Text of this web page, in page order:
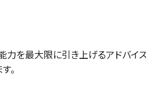
を最大限に引き上げるアドバイ
。